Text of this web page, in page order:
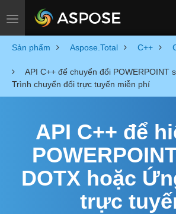
Toggle navigation
Sản phẩm Aspose.Total C++
API C++ để chuyển đổi POWERPOINT
Trình chuyển đổi trực tuyến miễn phí
API C++ để
DOTX hoặc
trực